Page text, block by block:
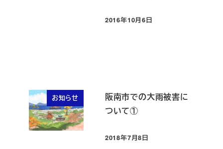
投稿日
2016年10月6日
お知らせ
阪南市での大雨被害に
ついて①
投稿日
2018年7月8日